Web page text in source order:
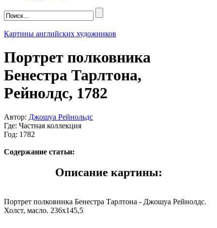
Картины английских художников
Портрет полковника
Бенестра Тарлтона,
Рейнолдс, 1782
Автор: Джошуа Рейнольдс
Где: Частная коллекция
Год: 1782
Содержание статьи:
Описание картины:
Портрет полковника Бенестра Тарлтона - Джошуа Рейнолдс.
Холст, масло. 236х145,5